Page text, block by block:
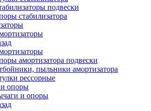
подвески
стабилизатора
амортизатора подвески
пыльники амортизатора
рессорные
опоры
и опоры